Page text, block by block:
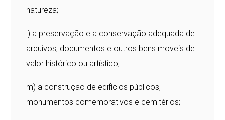
natureza;
l) a preservação e a conservação adequada de
arquivos, documentos e outros bens moveis de
valor histórico ou artístico;
m) a construção de edifícios públicos,
monumentos comemorativos e cemitérios;